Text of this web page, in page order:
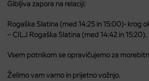
Gibljiva zapora na relaciji:
Rogaška Slatina (med 14:25 in 15:00)- krog
– CILJ Rogaška Slatina (med 14:42 in 15:20).
Vsem potnikom se opravičujemo za
Želimo vam varno in prijetno vožnjo.